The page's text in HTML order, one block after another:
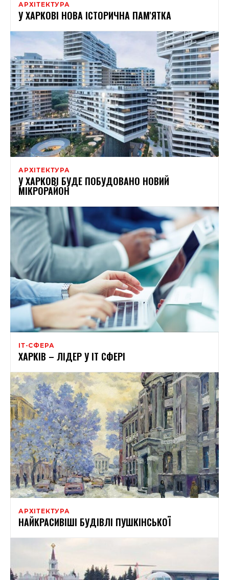
АРХІТЕКТУРА
У ХАРКОВІ НОВА ІСТОРИЧНА ПАМ'ЯТКА
АРХІТЕКТУРА
У ХАРКОВІ БУДЕ ПОБУДОВАНО НОВИЙ
МІКРОРАЙОН
ІТ-СФЕРА
ХАРКІВ – ЛІДЕР У IT СФЕРІ
АРХІТЕКТУРА
НАЙКРАСИВІШІ БУДІВЛІ ПУШКІНСЬКОЇ